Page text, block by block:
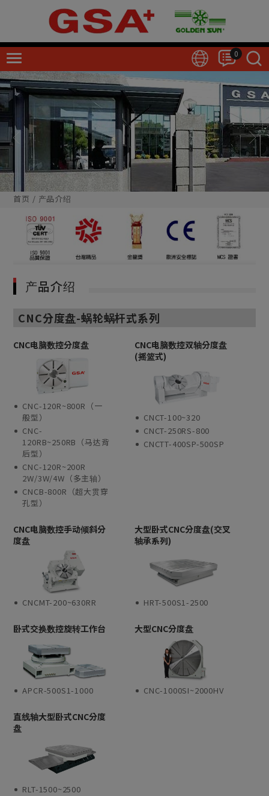
0
首页 产品介绍
产品介绍
CNC分度盘-蜗轮蜗杆式系列
CNC电脑数控分度盘
CNC-120R~800R（一
般型）
CNC-
120RB~250RB（马达背
后型）
CNC-120R~200R
2W/3W/4W（多主轴）
CNCB-800R（超大贯穿
孔型）
CNC电脑数控双轴分度盘
(摇篮式)
CNCT-100~320
CNCT-250RS-800
CNCTT-400SP-500SP
CNC电脑数控手动倾斜分
度盘
CNCMT-200~630RR
大型卧式CNC分度盘(交叉
轴承系列)
HRT-500S1-2500
卧式交换数控旋转工作台
APCR-500S1-1000
大型CNC分度盘
CNC-1000SI~2000HV
直线轴大型卧式CNC分度
盘
RLT-1500~2500
Cookie管理面板